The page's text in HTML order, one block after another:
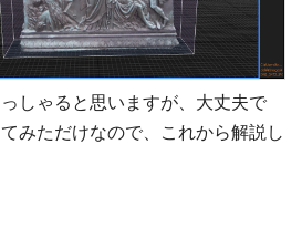
しゃると思いますが、大丈夫で
みただけなので、これから解説し